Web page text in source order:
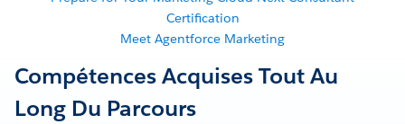
Certification
Meet Agentforce Marketing
Compétences Acquises Tout Au
Long Du Parcours